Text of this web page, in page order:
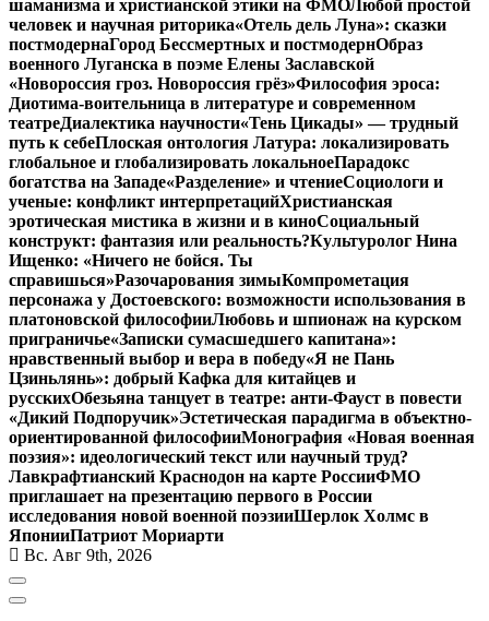
шаманизма и христианской этики на ФМОЛюбой простой
человек и научная риторика«Отель дель Луна»: сказки
постмодернаГород Бессмертных и постмодернОбраз
военного Луганска в поэме Елены Заславской
«Новороссия гроз. Новороссия грёз»Философия эроса:
Диотима-воительница в литературе и современном
театреДиалектика научности«Тень Цикады» — трудный
путь к себеПлоская онтология Латура: локализировать
глобальное и глобализировать локальноеПарадокс
богатства на Западе«Разделение» и чтениеСоциологи и
ученые: конфликт интерпретацийХристианская
эротическая мистика в жизни и в киноСоциальный
конструкт: фантазия или реальность?Культуролог Нина
Ищенко: «Ничего не бойся. Ты
справишься»Разочарования зимыКомпрометация
персонажа у Достоевского: возможности использования в
платоновской философииЛюбовь и шпионаж на курском
приграничье«Записки сумасшедшего капитана»:
нравственный выбор и вера в победу«Я не Пань
Цзиньлянь»: добрый Кафка для китайцев и
русскихОбезьяна танцует в театре: анти-Фауст в повести
«Дикий Подпоручик»Эстетическая парадигма в объектно-
ориентированной философииМонография «Новая военная
поэзия»: идеологический текст или научный труд?
Лавкрафтианский Краснодон на карте РоссииФМО
приглашает на презентацию первого в России
исследования новой военной поэзииШерлок Холмс в
ЯпонииПатриот Мориарти
Вс. Авг 9th, 2026